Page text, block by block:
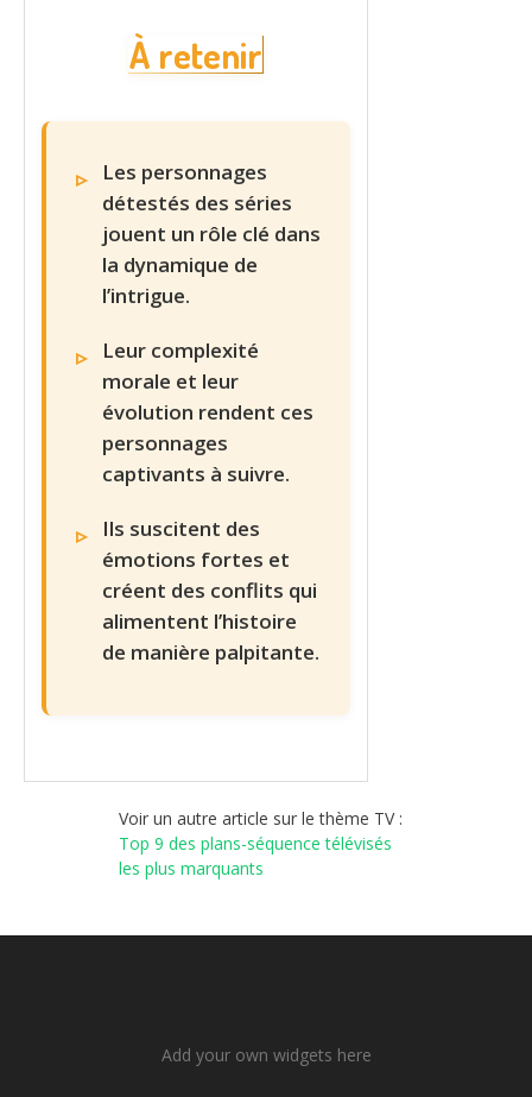
À retenir
Les personnages
détestés des séries
jouent un rôle clé dans
la dynamique de
l’intrigue.
Leur complexité
morale et leur
évolution rendent ces
personnages
captivants à suivre.
Ils suscitent des
émotions fortes et
créent des conflits qui
alimentent l’histoire
de manière palpitante.
Voir un autre article sur le thème TV :
Top 9 des plans-séquence télévisés
les plus marquants
Add your own widgets here